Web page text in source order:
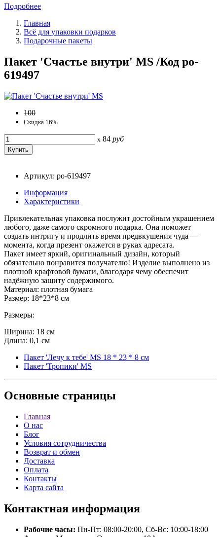
Подробнее
Главная
Всё для упаковки подарков
Подарочные пакеты
Пакет 'Счастье внутри' MS /Код po-
619497
100
Скидка 16%
x 84 руб
Артикул: po-619497
Информация
Характеристики
Привлекательная упаковка послужит достойным украшением
любого, даже самого скромного подарка. Она поможет
создать интригу и продлить время предвкушения чуда —
момента, когда презент окажется в руках адресата.
Пакет имеет яркий, оригинальный дизайн, который
обязательно понравится получателю! Изделие выполнено из
плотной крафтовой бумаги, благодаря чему обеспечит
надёжную защиту содержимого.
Материал: плотная бумага
Размер: 18*23*8 см
Размеры:
Ширина: 18 см
Длина: 0,1 см
Пакет 'Лечу к тебе' MS 18 * 23 * 8 см
Пакет 'Тропики' MS
Основные страницы
Главная
О нас
Блог
Условия сотрудничества
Возврат и обмен
Доставка
Оплата
Контакты
Карта сайта
Контактная информация
Рабочие часы: Пн-Пт: 08:00-20:00, Сб-Вс: 10:00-18:00